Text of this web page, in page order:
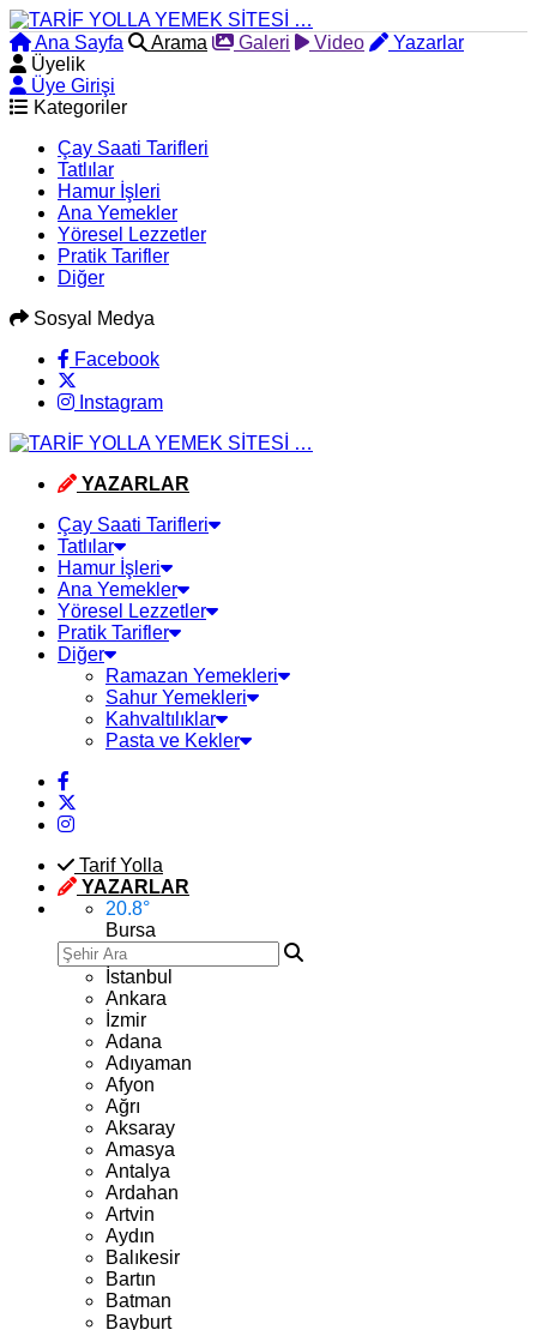
Ana Sayfa Arama Galeri Video
Yazarlar
Üyelik
Üye Girişi
Kategoriler
Çay Saati Tarifleri
Tatlılar
Hamur İşleri
Ana Yemekler
Yöresel Lezzetler
Pratik Tarifler
Diğer
Sosyal Medya
Facebook
Instagram
YAZARLAR
Çay Saati Tarifleri
Tatlılar
Hamur İşleri
Ana Yemekler
Yöresel Lezzetler
Pratik Tarifler
Diğer
Ramazan Yemekleri
Sahur Yemekleri
Kahvaltılıklar
Pasta ve Kekler
Tarif Yolla
YAZARLAR
20.8°
Bursa
İstanbul
Ankara
İzmir
Adana
Adıyaman
Afyon
Ağrı
Aksaray
Amasya
Antalya
Ardahan
Artvin
Aydın
Balıkesir
Bartın
Batman
Bayburt